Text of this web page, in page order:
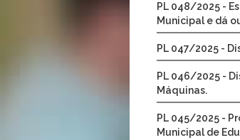
PL 048/2025 -
Municipal e dá
PL 047/2025 -
PL 046/2025 -
Máquinas.
PL 045/2025 -
Municipal de